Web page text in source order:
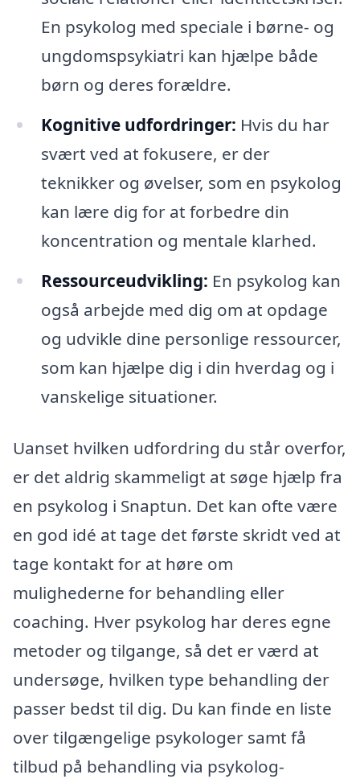
En psykolog med speciale i børne- og
ungdomspsykiatri kan hjælpe både
børn og deres forældre.
Kognitive udfordringer: Hvis du har
svært ved at fokusere, er der
teknikker og øvelser, som en psykolog
kan lære dig for at forbedre din
koncentration og mentale klarhed.
Ressourceudvikling: En psykolog kan
også arbejde med dig om at opdage
og udvikle dine personlige ressourcer,
som kan hjælpe dig i din hverdag og i
vanskelige situationer.
Uanset hvilken udfordring du står overfor,
er det aldrig skammeligt at søge hjælp fra
en psykolog i Snaptun. Det kan ofte være
en god idé at tage det første skridt ved at
tage kontakt for at høre om
mulighederne for behandling eller
coaching. Hver psykolog har deres egne
metoder og tilgange, så det er værd at
undersøge, hvilken type behandling der
passer bedst til dig. Du kan finde en liste
over tilgængelige psykologer samt få
tilbud på behandling via psykolog-